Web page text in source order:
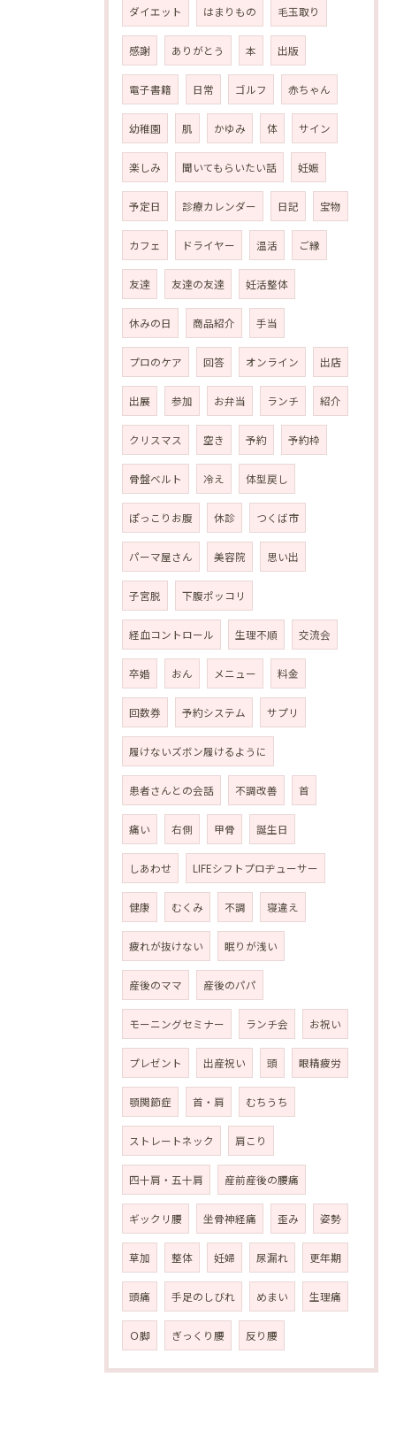
ダイエット はまりもの 毛玉取り
感謝 ありがとう 本 出版
電子書籍 日常 ゴルフ 赤ちゃん
幼稚園 肌 かゆみ 体 サイン
楽しみ 聞いてもらいたい話 妊娠
予定日 診療カレンダー 日記 宝物
カフェ ドライヤー 温活 ご縁
友達 友達の友達 妊活整体
休みの日 商品紹介 手当
プロのケア 回答 オンライン 出店
出展 参加 お弁当 ランチ 紹介
クリスマス 空き 予約 予約枠
骨盤ベルト 冷え 体型戻し
ぽっこりお腹 休診 つくば市
パーマ屋さん 美容院 思い出
子宮脱 下腹ポッコリ
経血コントロール 生理不順 交流会
卒婚 おん メニュー 料金
回数券 予約システム サプリ
履けないズボン履けるように
患者さんとの会話 不調改善 首
痛い 右側 甲骨 誕生日
しあわせ LIFEシフトプロヂューサー
健康 むくみ 不調 寝違え
疲れが抜けない 眠りが浅い
産後のママ 産後のパパ
モーニングセミナー ランチ会 お祝い
プレゼント 出産祝い 頭 眼精疲労
顎関節症 首・肩 むちうち
ストレートネック 肩こり
四十肩・五十肩 産前産後の腰痛
ギックリ腰 坐骨神経痛 歪み 姿勢
草加 整体 妊婦 尿漏れ 更年期
頭痛 手足のしびれ めまい 生理痛
Ｏ脚 ぎっくり腰 反り腰